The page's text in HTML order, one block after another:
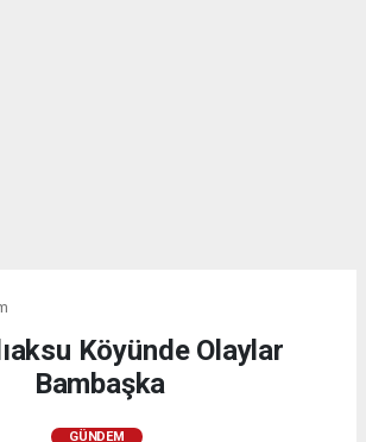
Köyünde Olaylar
Bambaşka
GÜNDEM